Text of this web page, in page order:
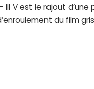
V est le rajout d’une
du film